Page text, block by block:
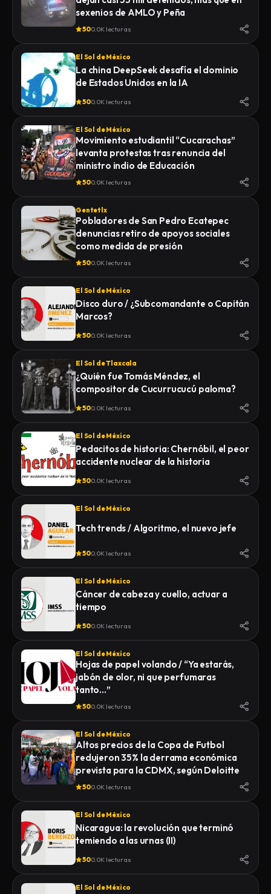
sexenios de AMLO y Peña
500.0K lecturas
El Sol de México
La china DeepSeek desafía el dominio
de Estados Unidos en la IA
500.0K lecturas
El Sol de México
Movimiento estudiantil “Cucarachas”
levanta protestas tras renuncia del
ministro indio de Educación
500.0K lecturas
Gentetlx
Pobladores de San Pedro Ecatepec
denuncias retiro de apoyos sociales
como medida de presión
500.0K lecturas
El Sol de México
Disco duro / ¿Subcomandante o Capitán
Marcos?
500.0K lecturas
El Sol de Tlaxcala
¿Quién fue Tomás Méndez, el
compositor de Cucurrucucú paloma?
500.0K lecturas
El Sol de México
Pedacitos de historia: Chernóbil, el peor
accidente nuclear de la historia
500.0K lecturas
El Sol de México
Tech trends / Algoritmo, el nuevo jefe
500.0K lecturas
El Sol de México
Cáncer de cabeza y cuello, actuar a
tiempo
500.0K lecturas
El Sol de México
Hojas de papel volando / “Ya estarás,
jabón de olor, ni que perfumaras
tanto…”
500.0K lecturas
El Sol de México
Altos precios de la Copa de Futbol
redujeron 35% la derrama económica
prevista para la CDMX, según Deloitte
500.0K lecturas
El Sol de México
Nicaragua: la revolución que terminó
temiendo a las urnas (II)
500.0K lecturas
El Sol de México